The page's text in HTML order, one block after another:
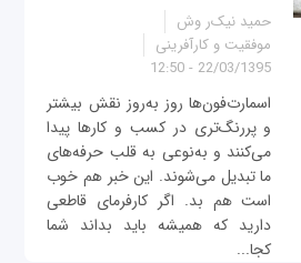
حمید نیک‌ر وش
موفقیت و کارآفرینی
22/03/1395 - 12:50
اسمارت‌فون‌ها روز به‌روز نقش بیشتر
و پررنگ‌تری در کسب و کارها پیدا
می‌کنند و به‌نوعی به قلب حرفه‌های
ما تبدیل می‌شوند. این خبر هم خوب
است هم بد. اگر کارفرمای قاطعی
دارید که همیشه باید بداند شما
کجا...